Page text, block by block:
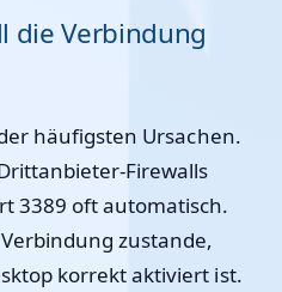
die Verbindung
häufigsten Ursachen.
Firewalls
3389 oft automatisch.
zustande,
korrekt aktiviert ist.